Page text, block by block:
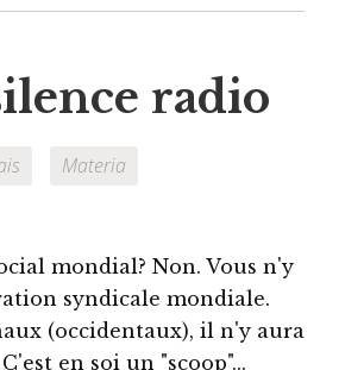
radio
Materia
mondial? Non. Vous n'y
syndicale mondiale.
(occidentaux), il n'y aura
en soi un "scoop"...